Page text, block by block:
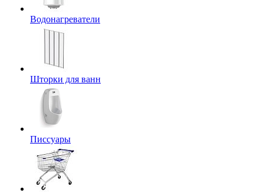
Водонагреватели
Шторки для ванн
Писсуары